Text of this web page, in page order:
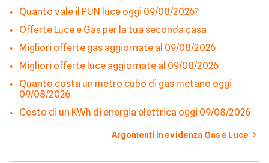
Quanto vale il PUN luce oggi 09/08/2026?
Offerte Luce e Gas per la tua seconda casa
Migliori offerte gas aggiornate al 09/08/2026
Migliori offerte luce aggiornate al 09/08/2026
Quanto costa un metro cubo di gas metano oggi
09/08/2026
Costo di un KWh di energia elettrica oggi 09/08/2026
Argomenti in evidenza Gas e Luce